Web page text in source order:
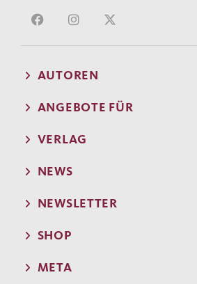
AUTOREN
ANGEBOTE FÜR
VERLAG
NEWS
NEWSLETTER
SHOP
META